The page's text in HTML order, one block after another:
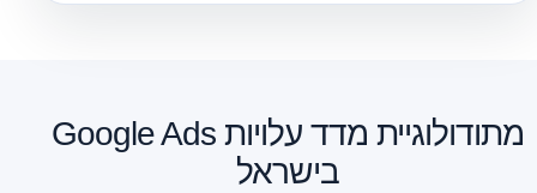
מתודולוגיית מדד עלויות Google Ads
בישראל